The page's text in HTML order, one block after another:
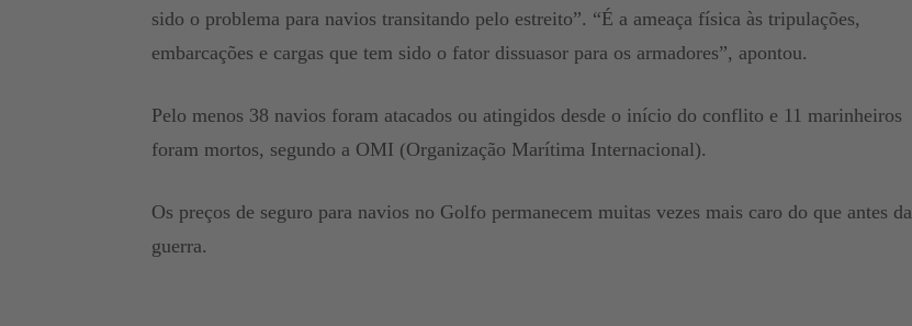
sido o problema para navios transitando pelo estreito”. “É a ameaça física às tripulações,
embarcações e cargas que tem sido o fator dissuasor para os armadores”, apontou.
Pelo menos 38 navios foram atacados ou atingidos desde o início do conflito e 11 marinheiros
foram mortos, segundo a OMI (Organização Marítima Internacional).
Os preços de seguro para navios no Golfo permanecem muitas vezes mais caro do que antes da
guerra.